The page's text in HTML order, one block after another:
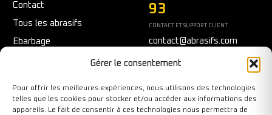
Gérer le consentement
Pour offrir les meilleures expériences, nous utilisons des technologies
telles que les cookies pour stocker et/ou accéder aux informations des
appareils. Le fait de consentir à ces technologies nous permettra de
Contact
Tous les abrasifs
Ebarbage
Nettoyage
93
CONTACT ET SUPPORT CLIENT
contact@abrasifs.com
Du Lundi au Vendredi